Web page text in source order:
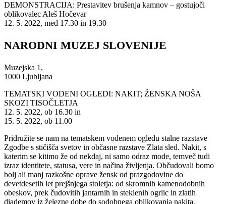
DEMONSTRACIJA: Prestavitev brušenja kamnov – gostujoči
oblikovalec Aleš Hočevar
12. 5. 2022, med 17.30 in 19.30
NARODNI MUZEJ SLOVENIJE
Muzejska 1,
1000 Ljubljana
TEMATSKI VODENI OGLEDI: NAKIT; ŽENSKA NOŠA
SKOZI TISOČLETJA
12. 5. 2022, ob 16.30 in
15. 5. 2022, ob 11.00
Pridružite se nam na tematskem vodenem ogledu stalne razstave
Zgodbe s stičišča svetov in občasne razstave Zlata sled. Nakit, s
katerim se kitimo že od nekdaj, ni samo odraz mode, temveč tudi
izraz identitete, statusa, vere in načina življenja. Občudovali bomo
bolj ali manj razkošne oprave žensk od prazgodovine do
devetdesetih let prejšnjega stoletja: od skromnih kamenodobnih
obeskov, prek čudovitih jantarnih in steklenih ogrlic in zlatih
diademov iz železne dobe do sodobnega oblikovanja nakita.